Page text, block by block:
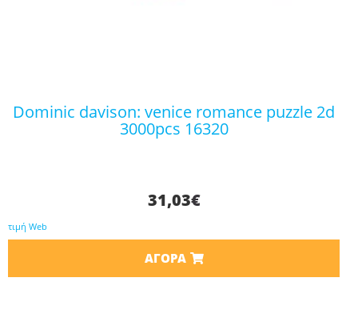
dominic davison: venice romance puzzle 2d
3000pcs 16320
31,03€
τιμή Web
ΑΓΟΡΆ